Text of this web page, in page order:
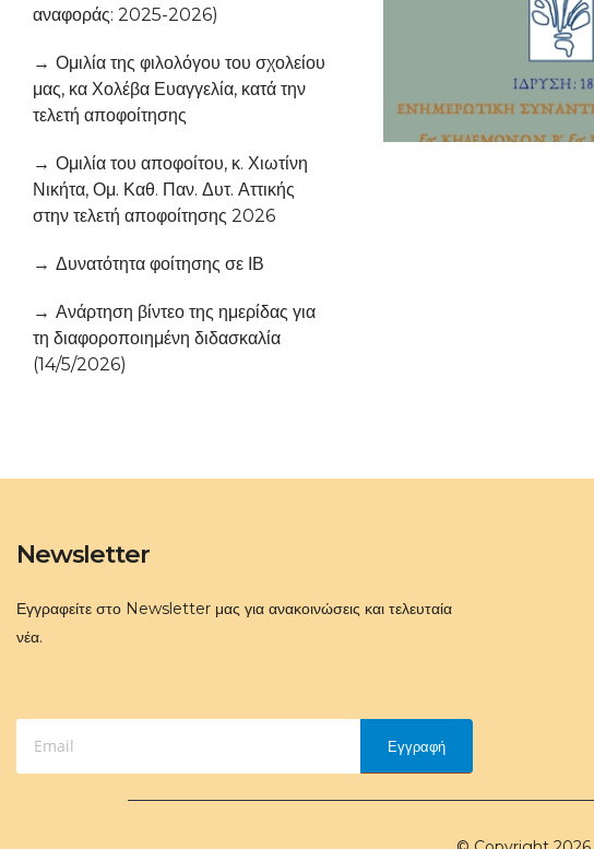
αναφοράς: 2025-2026)
Ομιλία της φιλολόγου του σχολείου
μας, κα Χολέβα Ευαγγελία, κατά την
τελετή αποφοίτησης
Ομιλία του αποφοίτου, κ. Χιωτίνη
Νικήτα, Ομ. Καθ. Παν. Δυτ. Αττικής
στην τελετή αποφοίτησης 2026
Δυνατότητα φοίτησης σε ΙΒ
Ανάρτηση βίντεο της ημερίδας για
τη διαφοροποιημένη διδασκαλία
(14/5/2026)
Newsletter
Εγγραφείτε στο Newsletter μας για ανακοινώσεις και τελευταία
νέα.
Εγγραφή